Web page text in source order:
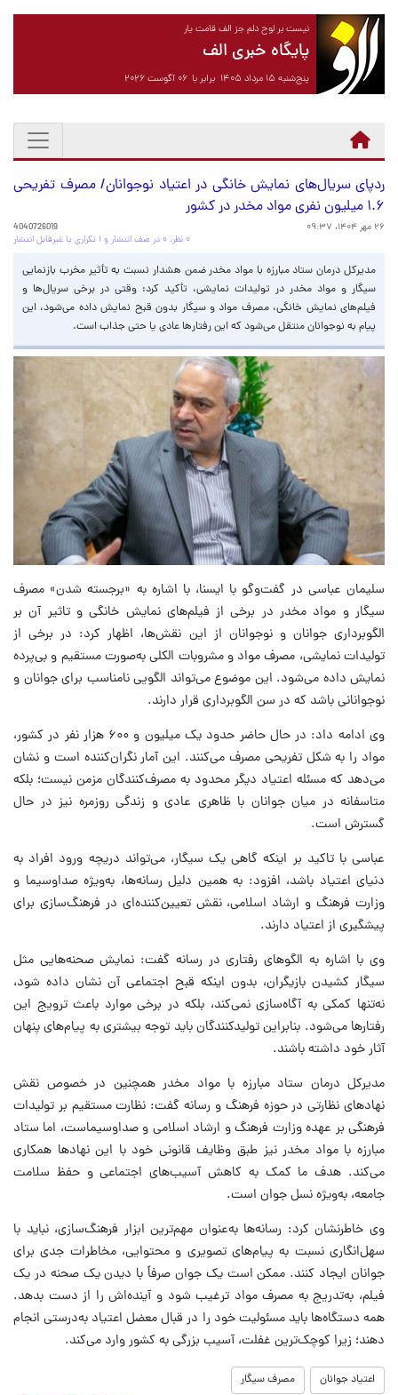
نیست بر لوح دلم جز الف قامت یار
پایگاه خبری الف
پنج‌شنبه ۱۵ مرداد ۱۴۰۵ برابر با ۰۶ آگوست ۲۰۲۶
ردپای سریال‌های نمایش خانگی در اعتیاد نوجوانان/ مصرف تفریحی
۱.۶ میلیون نفری مواد مخدر در کشور
۲۶ مهر ۱۴۰۴، ۰۹:۳۷
4040726019
۰ نظر، ۰ در صف انتشار و ۱ تکراری یا غیرقابل انتشار
مدیرکل درمان ستاد مبارزه با مواد مخدر ضمن هشدار نسبت به تأثیر مخرب بازنمایی
سیگار و مواد مخدر در تولیدات نمایشی، تأکید کرد: وقتی در برخی سریال‌ها و
فیلم‌های نمایش خانگی، مصرف مواد و سیگار بدون قبح نمایش داده می‌شود، این
پیام به نوجوانان منتقل می‌شود که این رفتارها عادی یا حتی جذاب است.
سلیمان عباسی در گفت‌وگو با ایسنا، با اشاره به «برجسته شدن» مصرف
سیگار و مواد مخدر در برخی از فیلم‌های نمایش خانگی و تاثیر آن بر
الگوبرداری جوانان و نوجوانان از این نقش‌ها، اظهار کرد: در برخی از
تولیدات نمایشی، مصرف مواد و مشروبات الکلی به‌صورت مستقیم و بی‌پرده
نمایش داده می‌شود. این موضوع می‌تواند الگویی نامناسب برای جوانان و
نوجوانانی باشد که در سن الگوبرداری قرار دارند.
وی ادامه داد: در حال حاضر حدود یک میلیون و ۶۰۰ هزار نفر در کشور،
مواد را به شکل تفریحی مصرف می‌کنند. این آمار نگران‌کننده است و نشان
می‌دهد که مسئله اعتیاد دیگر محدود به مصرف‌کنندگان مزمن نیست؛ بلکه
متاسفانه در میان جوانان با ظاهری عادی و زندگی روزمره نیز در حال
گسترش است.
عباسی با تاکید بر اینکه گاهی یک سیگار، می‌تواند دریچه ورود افراد به
دنیای اعتیاد باشد، افزود: به همین دلیل رسانه‌ها، به‌ویژه صداوسیما و
وزارت فرهنگ و ارشاد اسلامی، نقش تعیین‌کننده‌ای در فرهنگ‌سازی برای
پیشگیری از اعتیاد دارند.
وی با اشاره به الگوهای رفتاری در رسانه گفت: نمایش صحنه‌هایی مثل
سیگار کشیدن بازیگران، بدون اینکه قبح اجتماعی آن نشان داده شود،
نه‌تنها کمکی به آگاه‌سازی نمی‌کند، بلکه در برخی موارد باعث ترویج این
رفتارها می‌شود. بنابراین تولیدکنندگان باید توجه بیشتری به پیام‌های پنهان
آثار خود داشته باشند.
مدیرکل درمان ستاد مبارزه با مواد مخدر همچنین در خصوص نقش
نهادهای نظارتی در حوزه فرهنگ و رسانه گفت: نظارت مستقیم بر تولیدات
فرهنگی بر عهده وزارت فرهنگ و ارشاد اسلامی و صداوسیماست، اما ستاد
مبارزه با مواد مخدر نیز طبق وظایف قانونی خود با این نهادها همکاری
می‌کند. هدف ما کمک به کاهش آسیب‌های اجتماعی و حفظ سلامت
جامعه، به‌ویژه نسل جوان است.
وی خاطرنشان کرد: رسانه‌ها به‌عنوان مهم‌ترین ابزار فرهنگ‌سازی، نباید با
سهل‌انگاری نسبت به پیام‌های تصویری و محتوایی، مخاطرات جدی برای
جوانان ایجاد کنند. ممکن است یک جوان صرفاً با دیدن یک صحنه در یک
فیلم، به‌تدریج به مصرف مواد ترغیب شود و آینده‌اش را از دست بدهد.
همه دستگاه‌ها باید مسئولیت خود را در قبال معضل اعتیاد به‌درستی انجام
دهند؛ زیرا کوچک‌ترین غفلت، آسیب بزرگی به کشور وارد می‌کند.
اعتیاد جوانان مصرف سیگار